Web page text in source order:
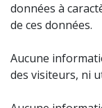
données à
de ces données.
Aucune
des visiteurs, ni